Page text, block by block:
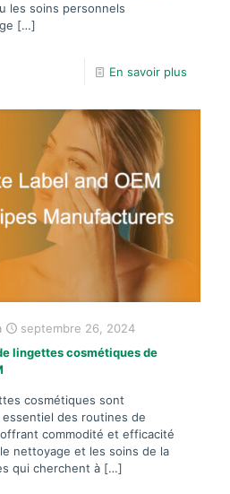
les soins personnels
[…]
En savoir plus
septembre 26, 2024
lingettes cosmétiques de
cosmétiques sont
des routines de
commodité et efficacité
nettoyage et les soins de la
qui cherchent à […]